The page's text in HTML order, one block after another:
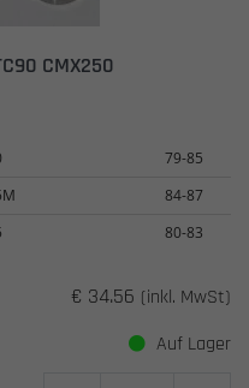
CMX250
79-85
84-87
80-83
€ 34.56 (inkl. MwSt)
Auf Lager